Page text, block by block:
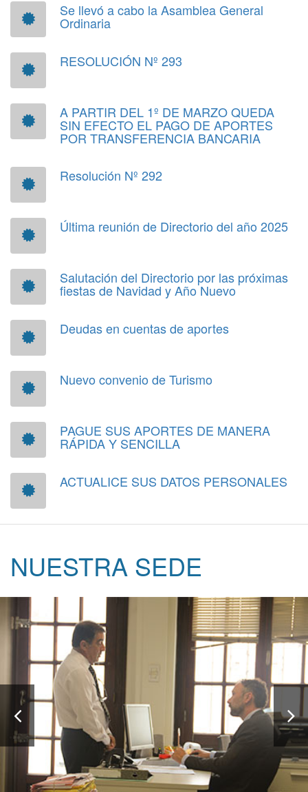
Se llevó a cabo la Asamblea General
Ordinaria
RESOLUCIÓN Nº 293
A PARTIR DEL 1º DE MARZO QUEDA
SIN EFECTO EL PAGO DE APORTES
POR TRANSFERENCIA BANCARIA
Resolución Nº 292
Última reunión de Directorio del año 2025
Salutación del Directorio por las próximas
fiestas de Navidad y Año Nuevo
Deudas en cuentas de aportes
Nuevo convenio de Turismo
PAGUE SUS APORTES DE MANERA
RÁPIDA Y SENCILLA
ACTUALICE SUS DATOS PERSONALES
NUESTRA SEDE